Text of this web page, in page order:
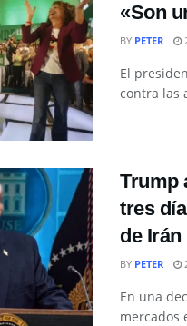
«Son
BY PETER
El
contra las
Trump
tres
de Irán
BY PETER
En una
mercados